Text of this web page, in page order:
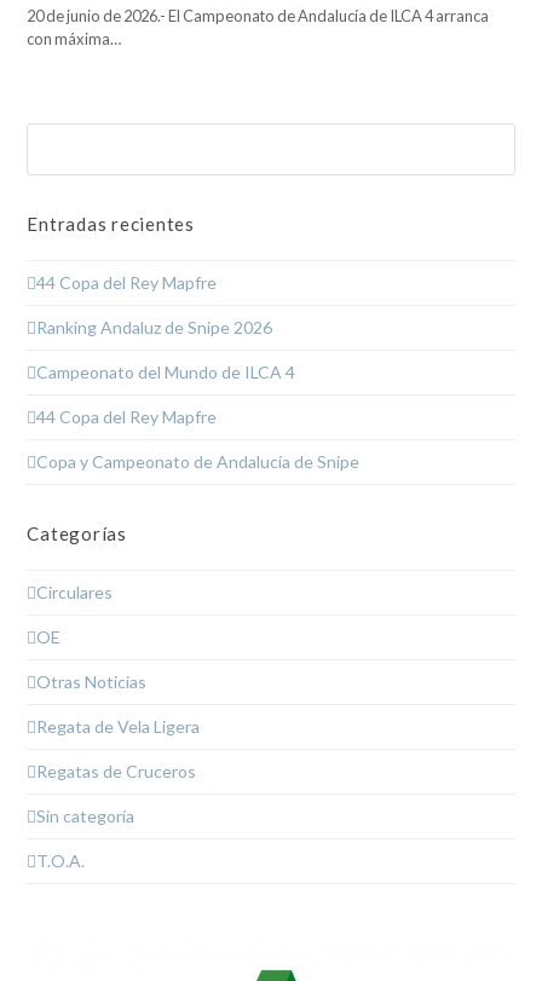
20 de junio de 2026.- El Campeonato de Andalucía de ILCA 4 arranca
con máxima…
Entradas recientes
44 Copa del Rey Mapfre
Ranking Andaluz de Snipe 2026
Campeonato del Mundo de ILCA 4
44 Copa del Rey Mapfre
Copa y Campeonato de Andalucía de Snipe
Categorías
Circulares
OE
Otras Noticias
Regata de Vela Ligera
Regatas de Cruceros
Sin categoría
T.O.A.